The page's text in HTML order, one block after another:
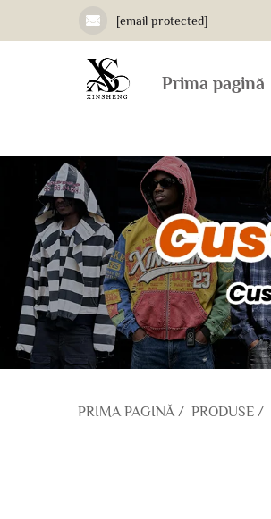
[email protected]
Prima pagină
PRIMA PAGINĂ/ PRODUSE /